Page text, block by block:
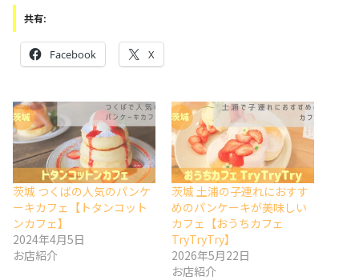
共有:
Facebook X
茨城 つくばの人気のパンケ
ーキカフェ【トタンコット
ンカフェ】
2024年4月5日
お店紹介
茨城 土浦の子連れにおすす
めのパンケーキが美味しい
カフェ【おうちカフェ
TryTryTry】
2026年5月22日
お店紹介